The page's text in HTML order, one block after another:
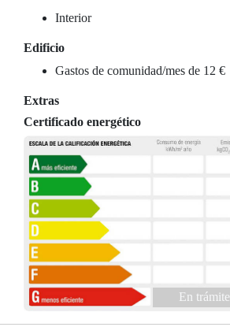
Interior
Edificio
Gastos de comunidad/mes de 12 €
Extras
Certificado energético
En trámite